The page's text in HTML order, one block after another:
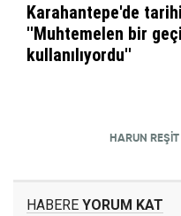
Karahantepe'de
''Muhtemelen bir
kullanılıyordu''
HARUN
HABERE YORUM KAT